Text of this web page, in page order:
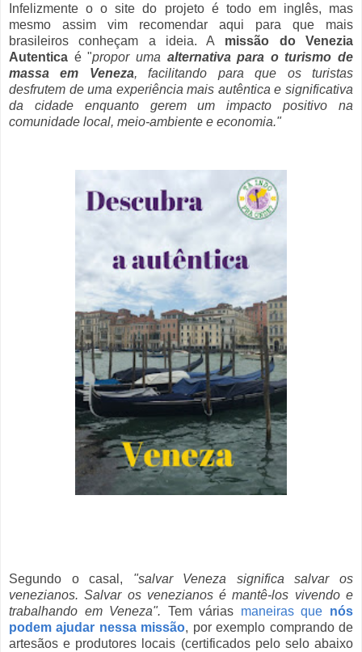
Infelizmente o o site do projeto é todo em inglês, mas
mesmo assim vim recomendar aqui para que mais
brasileiros conheçam a ideia. A missão do Venezia
Autentica é "propor uma alternativa para o turismo de
massa em Veneza, facilitando para que os turistas
desfrutem de uma experiência mais autêntica e significativa
da cidade enquanto gerem um impacto positivo na
comunidade local, meio-ambiente e economia."
Segundo o casal, "salvar Veneza significa salvar os
venezianos. Salvar os venezianos é mantê-los vivendo e
trabalhando em Veneza". Tem várias maneiras que nós
podem ajudar nessa missão, por exemplo comprando de
artesãos e produtores locais (certificados pelo selo abaixo